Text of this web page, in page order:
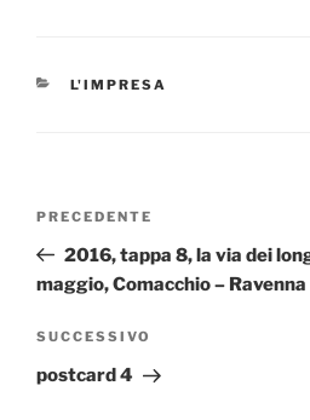
CATEGORIE
L'IMPRESA
Navigazione
Articolo
precedente:
PRECEDENTE
2016, tappa 8, la via dei
maggio, Comacchio – Ravenna
Articolo
successivo
SUCCESSIVO
postcard 4